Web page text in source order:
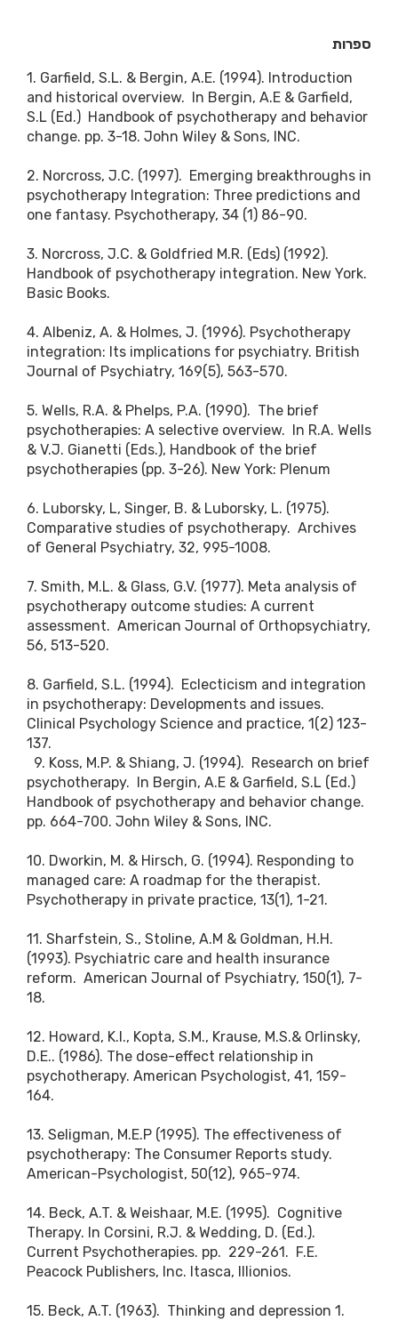
ספרות
1. Garfield, S.L. & Bergin, A.E. (1994). Introduction
and historical overview. In Bergin, A.E & Garfield,
S.L (Ed.) Handbook of psychotherapy and behavior
change. pp. 3-18. John Wiley & Sons, INC.
2. Norcross, J.C. (1997). Emerging breakthroughs in
psychotherapy Integration: Three predictions and
one fantasy. Psychotherapy, 34 (1) 86-90.
3. Norcross, J.C. & Goldfried M.R. (Eds) (1992).
Handbook of psychotherapy integration. New York.
Basic Books.
4. Albeniz, A. & Holmes, J. (1996). Psychotherapy
integration: Its implications for psychiatry. British
Journal of Psychiatry, 169(5), 563-570.
5. Wells, R.A. & Phelps, P.A. (1990). The brief
psychotherapies: A selective overview. In R.A. Wells
& V.J. Gianetti (Eds.), Handbook of the brief
psychotherapies (pp. 3-26). New York: Plenum
6. Luborsky, L, Singer, B. & Luborsky, L. (1975).
Comparative studies of psychotherapy. Archives
of General Psychiatry, 32, 995-1008.
7. Smith, M.L. & Glass, G.V. (1977). Meta analysis of
psychotherapy outcome studies: A current
assessment. American Journal of Orthopsychiatry,
56, 513-520.
8. Garfield, S.L. (1994). Eclecticism and integration
in psychotherapy: Developments and issues.
Clinical Psychology Science and practice, 1(2) 123-
137.
9. Koss, M.P. & Shiang, J. (1994). Research on brief
psychotherapy. In Bergin, A.E & Garfield, S.L (Ed.)
Handbook of psychotherapy and behavior change.
pp. 664-700. John Wiley & Sons, INC.
10. Dworkin, M. & Hirsch, G. (1994). Responding to
managed care: A roadmap for the therapist.
Psychotherapy in private practice, 13(1), 1-21.
11. Sharfstein, S., Stoline, A.M & Goldman, H.H.
(1993). Psychiatric care and health insurance
reform. American Journal of Psychiatry, 150(1), 7-
18.
12. Howard, K.I., Kopta, S.M., Krause, M.S.& Orlinsky,
D.E.. (1986). The dose-effect relationship in
psychotherapy. American Psychologist, 41, 159-
164.
13. Seligman, M.E.P (1995). The effectiveness of
psychotherapy: The Consumer Reports study.
American-Psychologist, 50(12), 965-974.
14. Beck, A.T. & Weishaar, M.E. (1995). Cognitive
Therapy. In Corsini, R.J. & Wedding, D. (Ed.).
Current Psychotherapies. pp. 229-261. F.E.
Peacock Publishers, Inc. Itasca, Illionios.
15. Beck, A.T. (1963). Thinking and depression 1.